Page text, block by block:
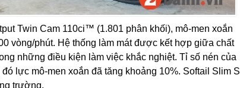
Twin Cam 110ci™ (1.801 phân khối), mô-men xoắn
vòng/phút. Hệ thống làm mát được kết hợp giữa chất
những điều kiện làm việc khắc nghiệt. Tỉ số nén của
lực mô-men xoắn đã tăng khoảng 10%. Softail Slim S
trường.